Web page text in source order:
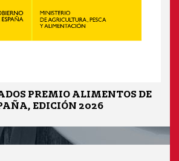
PREMIO ALIMENTOS DE
EDICIÓN 2026